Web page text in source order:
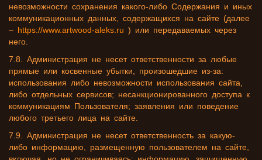
невозможности сохранения какого-либо Содержания и иных
коммуникационных данных, содержащихся на сайте (далее
– https://www.artwood-aleks.ru ) или передаваемых через
него.
7.8. Администрация не несет ответственности за любые
прямые или косвенные убытки, произошедшие из-за:
использования либо невозможности использования сайта,
либо отдельных сервисов; несанкционированного доступа к
коммуникациям Пользователя; заявления или поведение
любого третьего лица на сайте.
7.9. Администрация не несет ответственность за какую-
либо информацию, размещенную пользователем на сайте,